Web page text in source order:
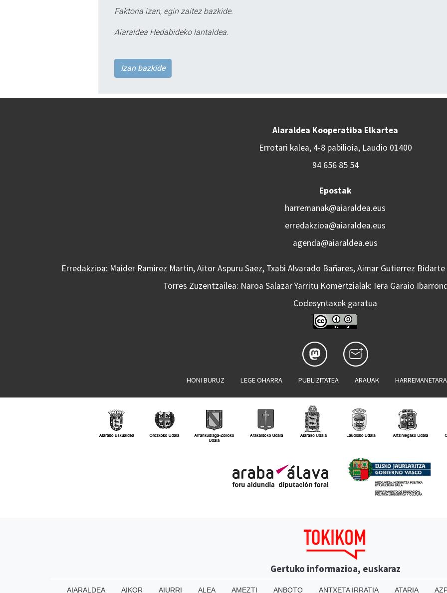
Faktoria izan, egin zaitez bazkide.
Aiaraldea Hedabideko lantaldea.
Izan bazkide
Aiaraldea Kooperatiba Elkartea
Errotari kalea, 4-8 pabilioia, Laudio 01400
94 656 85 54
Epostak
harremanak@aiaraldea.eus
erredakzioa@aiaraldea.eus
agenda@aiaraldea.eus
Erredakzioa: Maider Ramirez Martin, Aitor Aspuru Saez, Txabi Alvarado Bañares, Aimar Gutierrez
Torres Zuzentzailea: Naroa Salazar Yarritu Komertzialak: Iera Garaio
Codesyntaxek garatua
HONI BURUZ LEGE OHARRA PUBLIZITATEA ARAUAK
Gertuko informazioa, euskaraz
AIARALDEA AIKOR AIURRI ALEA AMEZTI ANBOTO ANTXETA IRRATIA ATARIA